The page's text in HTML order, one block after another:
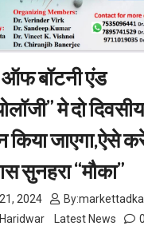
ऑफ बॉटनी एंड
मे दो
जाएगा,ऐसे
सुनहरा “मौका”
2024 By:markettadka
Haridwar Latest News 0